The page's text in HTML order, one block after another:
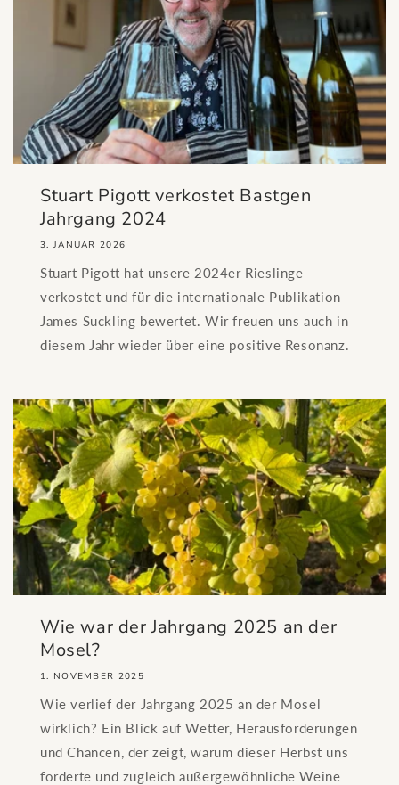
Stuart Pigott verkostet Bastgen
Jahrgang 2024
3. JANUAR 2026
Stuart Pigott hat unsere 2024er Rieslinge
verkostet und für die internationale Publikation
James Suckling bewertet. Wir freuen uns auch in
diesem Jahr wieder über eine positive Resonanz.
Wie war der Jahrgang 2025 an der
Mosel?
1. NOVEMBER 2025
Wie verlief der Jahrgang 2025 an der Mosel
wirklich? Ein Blick auf Wetter, Herausforderungen
und Chancen, der zeigt, warum dieser Herbst uns
forderte und zugleich außergewöhnliche Weine